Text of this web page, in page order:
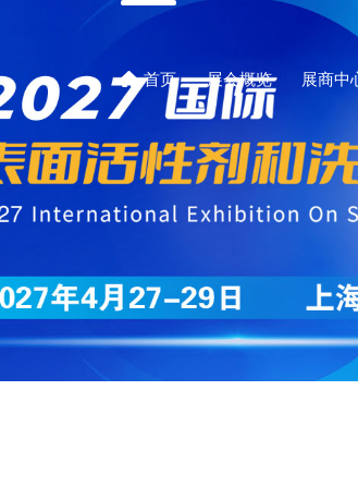
 首页 展会概览 展商中